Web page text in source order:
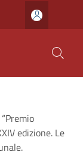
edizione. Le